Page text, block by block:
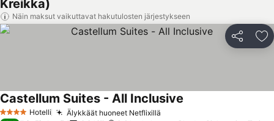
Kreikka)
Näin maksut vaikuttavat hakutulosten järjestykseen
Jaa
4 Tähtiluokitus
Hotelli Älykkäät huoneet Netflixillä
Castellum Suites - All Inclusive